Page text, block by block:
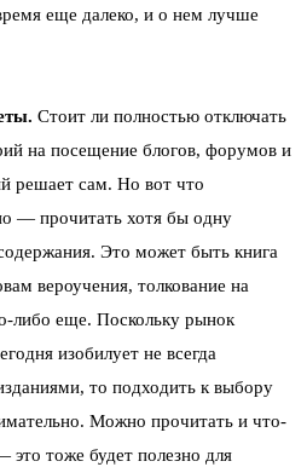
еще далеко, и о нем лучше
Стоит ли полностью отключать
на посещение блогов, форумов и
решает сам. Но вот что
— прочитать хотя бы одну
Это может быть книга
вероучения, толкование на
либо еще. Поскольку рынок
изобилует не всегда
то подходить к выбору
Можно прочитать и что-
это тоже будет полезно для